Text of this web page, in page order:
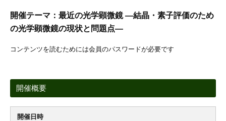
開催テーマ：最近の光学顕微鏡 —結晶・素子評価のため
の光学顕微鏡の現状と問題点—
コンテンツを読むためには会員のパスワードが必要です
開催概要
開催日時